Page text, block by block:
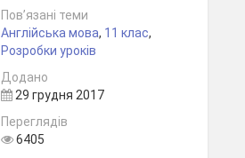
Пов’язані теми
Англійська мова, 11 клас,
Розробки уроків
Додано
29 грудня 2017
Переглядів
6405